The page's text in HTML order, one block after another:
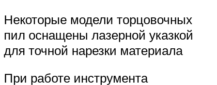
Некоторые модели торцовочных
пил оснащены лазерной указкой
для точной нарезки материала
При работе инструмента